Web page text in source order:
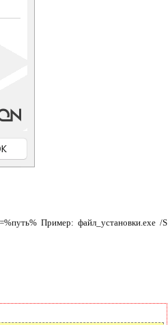
Пример: файл_установки.exe /S